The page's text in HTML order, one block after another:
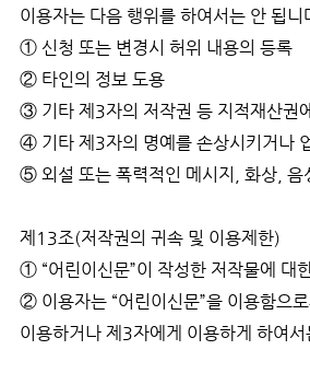
이용자는 다음 행위를 하여서는 안 됩니
① 신청 또는 변경시 허위 내용의 등록
② 타인의 정보 도용
③ 기타 제3자의 저작권 등 지적재산권
④ 기타 제3자의 명예를 손상시키거나
⑤ 외설 또는 폭력적인 메시지, 화상, 음
제13조(저작권의 귀속 및 이용제한)
① “어린이신문”이 작성한 저작물에 대
② 이용자는 “어린이신문”을 이용함으
이용하거나 제3자에게 이용하게 하여